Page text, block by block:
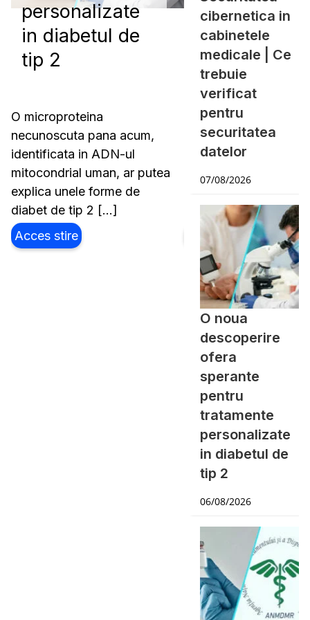
personalizate
in diabetul de
tip 2
O microproteina
necunoscuta pana acum,
identificata in ADN-ul
mitocondrial uman, ar putea
explica unele forme de
diabet de tip 2 […]
Acces stire
antirabic a
livrat in
Romania
Agentia Nationala a
Medicamentului si a
Dispozitivelor
Romania (ANMDMR)
vaccin antirabic […]
Acces stire
cibernetica in
cabinetele
medicale | Ce
trebuie
verificat
pentru
securitatea
datelor
07/08/2026
O noua
descoperire
ofera
sperante
pentru
tratamente
personalizate
in diabetul de
tip 2
06/08/2026